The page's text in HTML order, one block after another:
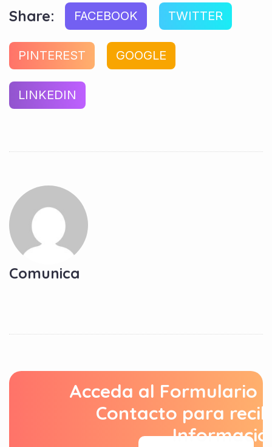
Share: FACEBOOK TWITTER
PINTEREST GOOGLE
LINKEDIN
Comunica
Acceda al Formulario
Contacto para